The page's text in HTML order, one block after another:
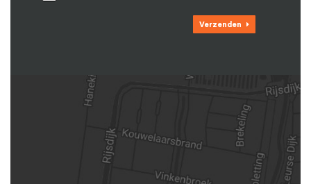
Verzenden